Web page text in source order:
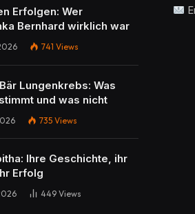
Erfolgen: Wer
Bernhard wirklich war
741 Views
Lungenkrebs: Was
und was nicht
735 Views
Ihre Geschichte, ihr
Erfolg
449 Views